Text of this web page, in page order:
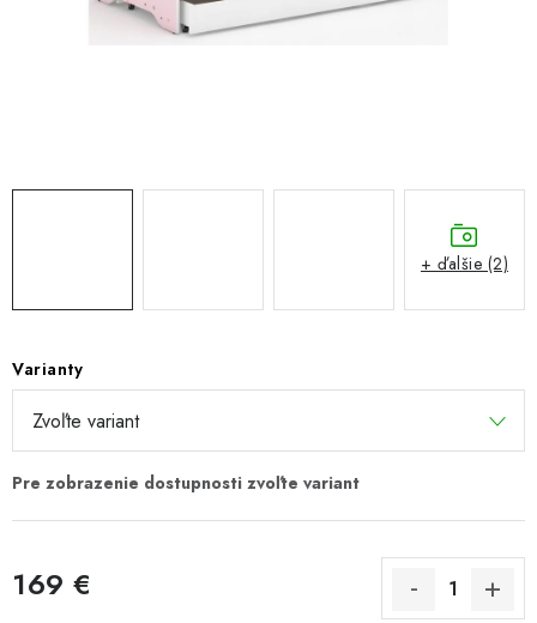
Dopravné a platobné podmienky
Galéria od Zákaznikov
Varianty
169 €
+ ďalšie (2)